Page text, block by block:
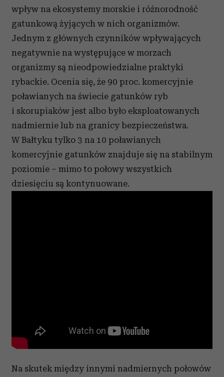
wpływ na ekosystemy morskie i różnorodność
gatunkową żyjących w nich organizmów.
Jednym z głównych czynników wpływających
negatywnie na występujące w morzach
organizmy są nieodpowiedzialne praktyki
rybackie. Ocenia się, że 90 proc. komercyjnie
poławianych na świecie gatunków ryb
i skorupiaków jest albo było eksploatowanych
nadmiernie lub na granicy bezpieczeństwa.
W Bałtyku tylko 3 na 10 poławianych
komercyjnie gatunków znajduje się na stabilnym
poziomie – mimo to połowy wszystkich
dziesięciu są kontynuowane.
Na skutek między innymi nadmiernych połowów